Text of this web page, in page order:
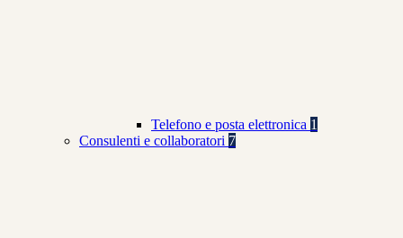
Telefono e posta elettronica 1
Consulenti e collaboratori 7